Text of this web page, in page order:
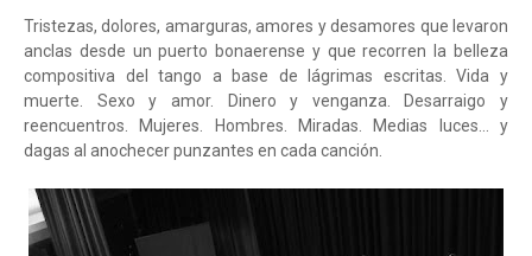
Tristezas, dolores, amarguras, amores y desamores que levaron
anclas desde un puerto bonaerense y que recorren la belleza
compositiva del tango a base de lágrimas escritas. Vida y
muerte. Sexo y amor. Dinero y venganza. Desarraigo y
reencuentros. Mujeres. Hombres. Miradas. Medias luces… y
dagas al anochecer punzantes en cada canción.